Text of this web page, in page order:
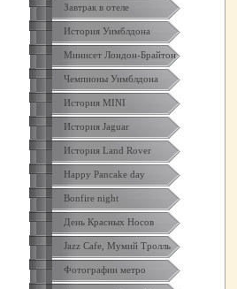
Завтрак в отеле
История Уимблдона
Минисет Лондон-Брайтон
Чемпионы Уимблдона
История MINI
История Jaguar
История Land Rover
Happy Pancake day
Bonfire night
День Красных Носов
Jazz Cafe, Мумий Тролль
Фотографии метро